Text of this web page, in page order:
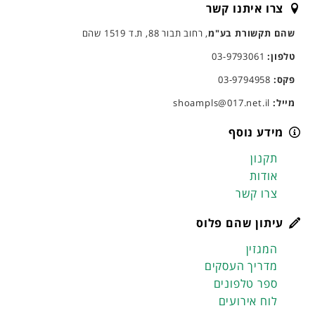
צרו איתנו קשר
שהם תקשורת בע"מ, רחוב תבור 88, ת.ד 1519 שהם
טלפון:03-9793061
פקס:
מייל:
מידע נוסף
תקנון
אודות
צרו קשר
עיתון שהם פלוס
המגזין
מדריך העסקים
ספר טלפונים
לוח אירועים